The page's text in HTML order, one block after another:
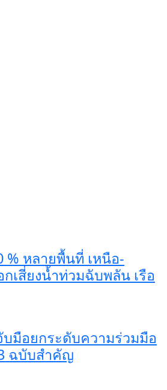
% หลายพื้นที่ เหนือ-
เสี่ยงน้ำท่วมฉับพลัน เรือ
บมือยกระดับความร่วมมือ
ฉบับสำคัญ